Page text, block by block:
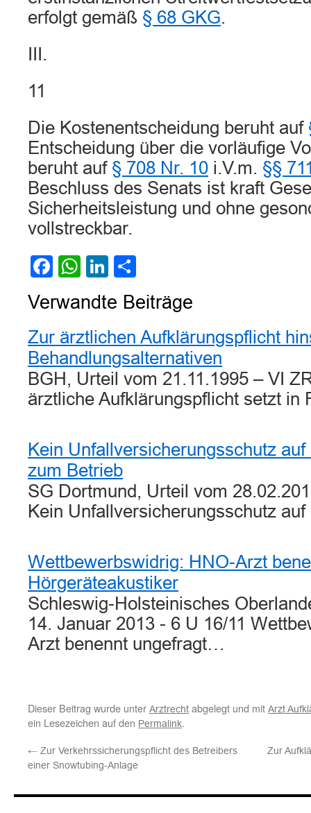
erfolgt gemäß § 68 GKG.
III.
11
Die Kostenentscheidung beruht auf
Entscheidung über die vorläufige
beruht auf § 708 Nr. 10 i.V.m. §§
Beschluss des Senats ist kraft
Sicherheitsleistung und ohne
vollstreckbar.
Facebook
WhatsApp
LinkedIn
Verwandte Beiträge
Zur ärztlichen Aufklärungspflicht
Behandlungsalternativen
BGH, Urteil vom 21.11.1995 – VI
ärztliche Aufklärungspflicht setzt
Kein Unfallversicherungsschutz
zum Betrieb
SG Dortmund, Urteil vom
Kein Unfallversicherungsschutz
Wettbewerbswidrig: HNO-Arzt
Hörgeräteakustiker
Schleswig-Holsteinisches
14. Januar 2013 - 6 U 16/11
Arzt benennt ungefragt…
Dieser Beitrag wurde unter Arztrecht abgelegt und mit Arzt
ein Lesezeichen auf den Permalink.
← Zur Verkehrssicherungspflicht des Betreibers
einer Snowtubing-Anlage
Zur